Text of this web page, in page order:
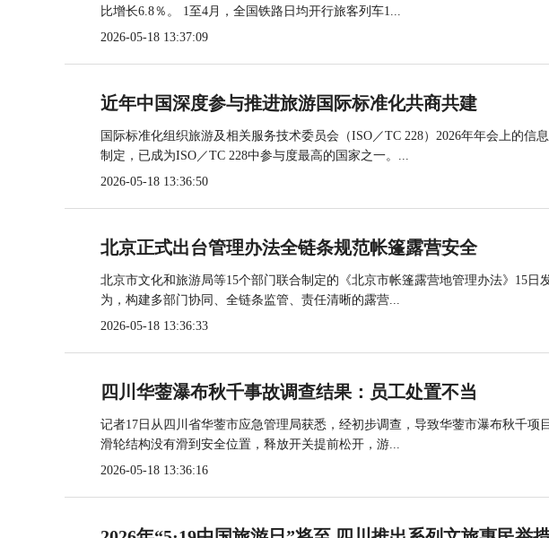
比增长6.8％。 1至4月，全国铁路日均开行旅客列车1...
2026-05-18 13:37:09
近年中国深度参与推进旅游国际标准化共商共建
国际标准化组织旅游及相关服务技术委员会（ISO／TC 228）2026年年会上的信
制定，已成为ISO／TC 228中参与度最高的国家之一。...
2026-05-18 13:36:50
北京正式出台管理办法全链条规范帐篷露营安全
北京市文化和旅游局等15个部门联合制定的《北京市帐篷露营地管理办法》15
为，构建多部门协同、全链条监管、责任清晰的露营...
2026-05-18 13:36:33
四川华蓥瀑布秋千事故调查结果：员工处置不当
记者17日从四川省华蓥市应急管理局获悉，经初步调查，导致华蓥市瀑布秋千
滑轮结构没有滑到安全位置，释放开关提前松开，游...
2026-05-18 13:36:16